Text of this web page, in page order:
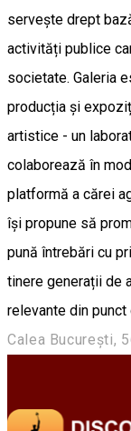
servește drept
activități publice
societate. Galeria
producția și
artistice - un
colaborează în
platformă a cărei
își propune să
pună întrebări cu
tinere generații de
relevante din
Calea București,